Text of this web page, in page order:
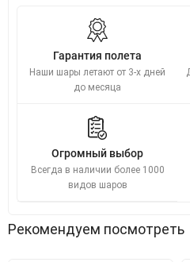
Гарантия полета
Наши шары летают от 3-х дней
до месяца
Огромный выбор
Всегда в наличии более 1000
видов шаров
Рекомендуем посмотреть